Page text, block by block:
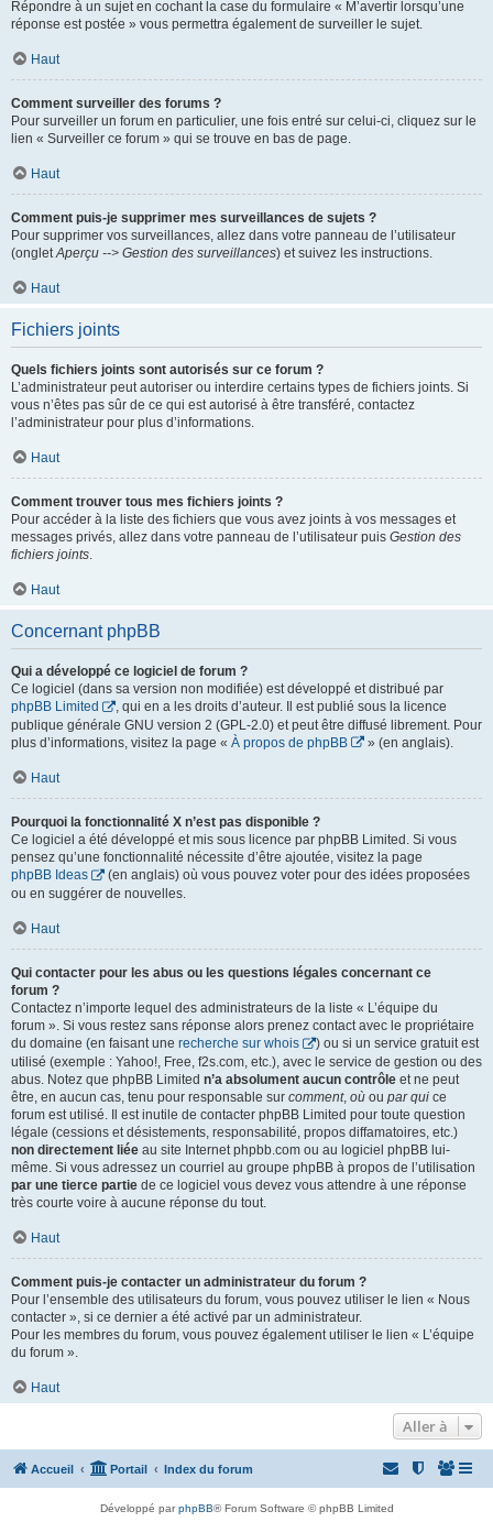
Répondre à un sujet en cochant la case du formulaire « M’avertir lorsqu’une
réponse est postée » vous permettra également de surveiller le sujet.
Haut
Comment surveiller des forums ?
Pour surveiller un forum en particulier, une fois entré sur celui-ci, cliquez sur le
lien « Surveiller ce forum » qui se trouve en bas de page.
Haut
Comment puis-je supprimer mes surveillances de sujets ?
Pour supprimer vos surveillances, allez dans votre panneau de l’utilisateur
(ongletAperçu --> Gestion des surveillances) et suivez les instructions.
Haut
Fichiers joints
Quels fichiers joints sont autorisés sur ce forum ?
L’administrateur peut autoriser ou interdire certains types de fichiers joints. Si
vous n’êtes pas sûr de ce qui est autorisé à être transféré, contactez
l’administrateur pour plus d’informations.
Haut
Comment trouver tous mes fichiers joints ?
Pour accéder à la liste des fichiers que vous avez joints à vos messages et
messages privés, allez dans votre panneau de l’utilisateur puis Gestion des
fichiers joints.
Haut
Concernant phpBB
Qui a développé ce logiciel de forum ?
Ce logiciel (dans sa version non modifiée) est développé et distribué par
phpBB Limited
, qui en a les droits d’auteur. Il est publié sous la licence
publique générale GNU version 2 (GPL-2.0) et peut être diffusé librement. Pour
plus d’informations, visitez la page « À propos de phpBB » (en anglais).
Haut
Pourquoi la fonctionnalité X n’est pas disponible ?
Ce logiciel a été développé et mis sous licence par phpBB Limited. Si vous
pensez qu’une fonctionnalité nécessite d’être ajoutée, visitez la page
phpBB Ideas
(en anglais) où vous pouvez voter pour des idées proposées
ou en suggérer de nouvelles.
Haut
Qui contacter pour les abus ou les questions légales concernant ce
forum ?
Contactez n’importe lequel des administrateurs de la liste « L’équipe du
forum ». Si vous restez sans réponse alors prenez contact avec le propriétaire
du domaine (en faisant une recherche sur whois
) ou si un service gratuit est
utilisé (exemple : Yahoo!, Free, f2s.com, etc.), avec le service de gestion ou des
abus. Notez que phpBB Limited n’a absolument aucun contrôle et ne peut
être, en aucun cas, tenu pour responsable sur comment, où ou par qui ce
forum est utilisé. Il est inutile de contacter phpBB Limited pour toute question
légale (cessions et désistements, responsabilité, propos diffamatoires, etc.)
non directement liée au site Internet phpbb.com ou au logiciel phpBB lui-
même. Si vous adressez un courriel au groupe phpBB à propos de l’utilisation
par une tierce partie de ce logiciel vous devez vous attendre à une réponse
très courte voire à aucune réponse du tout.
Haut
Comment puis-je contacter un administrateur du forum ?
Pour l’ensemble des utilisateurs du forum, vous pouvez utiliser le lien « Nous
contacter », si ce dernier a été activé par un administrateur.
Pour les membres du forum, vous pouvez également utiliser le lien « L’équipe
du forum ».
Haut
Aller à
Accueil Portail Index du forum
Développé parphpBB® Forum Software © phpBB Limited